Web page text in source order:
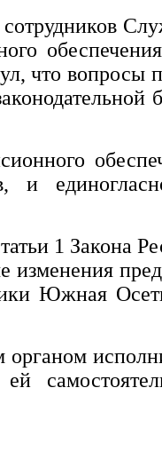
что вопросы
и
1 Закона
Южная